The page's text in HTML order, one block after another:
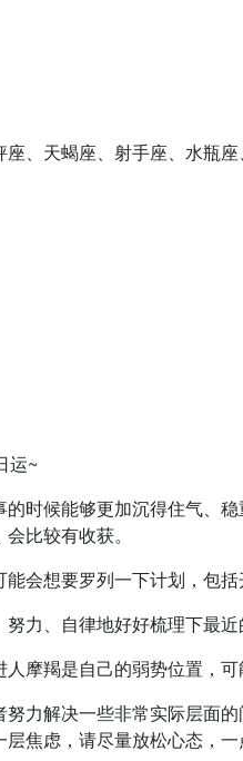
、天蝎座、射手座、水瓶
运~
时候能够更加沉得住气、
比较有收获。
会想要罗列一下计划，包
力、自律地好好梳理下最
摩羯是自己的弱势位置，
力解决一些非常实际层面
焦虑，请尽量放松心态，